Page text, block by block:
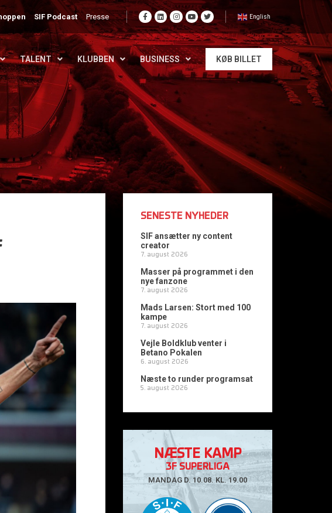
SIF Podcast Presse English
TALENT KLUBBEN BUSINESS KØB BILLET
SENESTE NYHEDER
SIF ansætter ny content
creator
7. august 2026
Masser på programmet i den
nye fanzone
7. august 2026
Mads Larsen: Stort med 100
kampe
7. august 2026
Vejle Boldklub venter i
Betano Pokalen
6. august 2026
Næste to runder programsat
5. august 2026
NÆSTE KAMP
3F SUPERLIGA
MANDAG D. 10.08. KL. 19.00